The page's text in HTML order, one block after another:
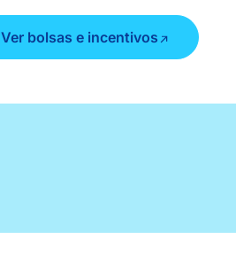
Ver bolsas e incentivos